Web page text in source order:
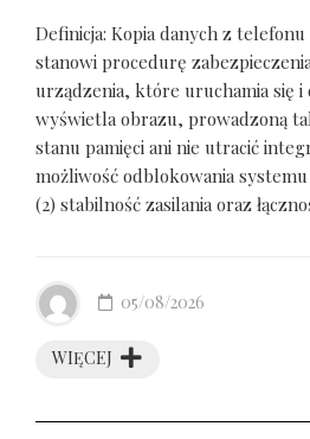
Definicja: Kopia danych z
stanowi procedurę
urządzenia, które uruchamia się i
wyświetla obrazu, prowadzoną
stanu pamięci ani nie utracić
możliwość odblokowania
(2) stabilność zasilania oraz
WIĘCEJ
05/08/2026